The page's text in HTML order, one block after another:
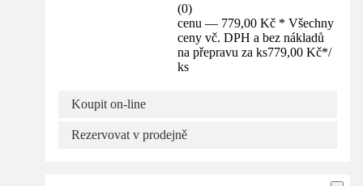
(0)
cenu — 779,00 Kč * Všechny
ceny vč. DPH a bez nákladů
na přepravu za ks779,00 Kč*/
ks
Koupit on-line
Rezervovat v prodejně